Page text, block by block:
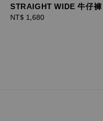
STRAIGHT WIDE 牛仔褲
Regular
NT$ 1,680